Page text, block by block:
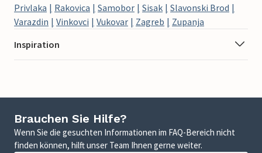
Privlaka
Rakovica Samobor Sisak
Slavonski Brod
Varazdin
Vinkovci Vukovar Zagreb
Zupanja
Inspiration
Brauchen Sie Hilfe?
Wenn Sie die gesuchten Informationen im FAQ-Bereich nicht
finden können, hilft unser Team Ihnen gerne weiter.